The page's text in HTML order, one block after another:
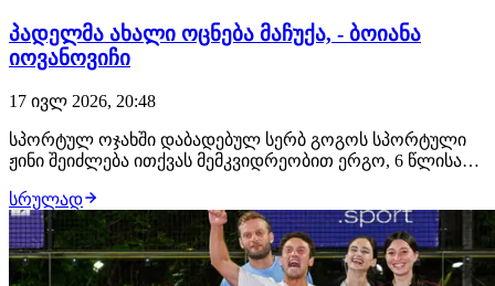
პადელმა ახალი ოცნება მაჩუქა, - ბოიანა
იოვანოვიჩი
17 ივლ 2026, 20:48
სპორტულ ოჯახში დაბადებულ სერბ გოგოს სპორტული
ჟინი შეიძლება ითქვას მემკვიდრეობით ერგო, 6 წლისას
გოგო ვერაგ დაავადებას ებრძოდა, გაიმარჯვის, შემდეგ
იყო ბულინგი განსხვავებულობის გამო, აქაც გაიმარჯვა,
სპორტის სხვადასხვა სახეობაში სცადა…
სრულად